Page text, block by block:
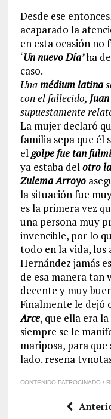
Desde ese
acaparado la
en esta ocasión no
‘Un nuevo Día’ha
caso.
Unamédium latina
con el fallecido, J
supuestamente
La mujer declaró
familia sepa que él
elgolpe fue tan
ya estaba delotro
Zulema Arroyo
la situación fue
es la primera vez
una persona muy
invencible, por lo
todo en la vida, los
Hernández jamás
de esa manera tan
decente y muy
Finalmente le dejó
Arce, que ella era
siempre se le
mariposa, para que
lado. reseña
CONTENIDO PATROCINADO /